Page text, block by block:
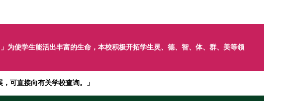
为使学生能活出丰富的生命，本校积极开拓学生灵、德、智、体、群、美等领
可直接向有关学校查询。」